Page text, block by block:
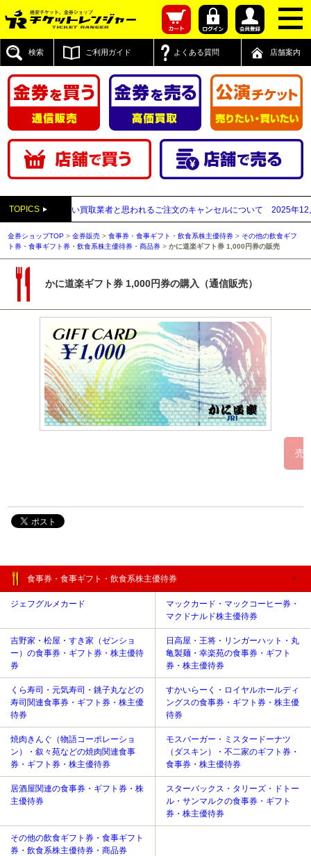
検索 ご利用ガイド よくある質問 店舗案内
TOPICS
付先が先払い買取業者と思われるご注文のキャンセルについて 2025年12月05
金券ショップTOP >金券販売 >食事券・食事ギフト・飲食系株主優待券 > その他の飲食ギフ
ト券・食事ギフト券・飲食系株主優待券・商品券 >かに道楽ギフト券 1,000円券の販売
かに道楽ギフト券 1,000円券の購入（通信販売）
食事券・食事ギフト・飲食系株主優待券
ジェフグルメカード
マックカード・マックコーヒー券・
マクドナルド株主優待券
吉野家・松屋・すき家（ゼンショ
ー）の食事券・ギフト券・株主優待
券
日高屋・王将・リンガーハット・丸
亀製麺・幸楽苑の食事券・ギフト
券・株主優待券
くら寿司・元気寿司・銚子丸などの
寿司関連食事券・ギフト券・株主優
待券
すかいらーく・ロイヤルホールディ
ングスの食事券・ギフト券・株主優
待券
焼肉きんぐ（物語コーポレーショ
ン）・叙々苑などの焼肉関連食事
券・ギフト券・株主優待券
モスバーガー・ミスタードーナツ
（ダスキン）・不二家のギフト券・
食事券・株主優待券
居酒屋関連の食事券・ギフト券・株
主優待券
スターバックス・タリーズ・ドトー
ル・サンマルクの食事券・ギフト
券・株主優待券
その他の飲食ギフト券・食事ギフト
券・飲食系株主優待券・商品券